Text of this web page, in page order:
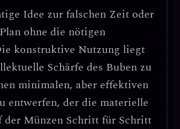
Idee zur falschen Zeit oder
ohne die nötigen
konstruktive Nutzung liegt
Schärfe des Buben zu
minimalen, aber effektiven
entwerfen, der die materielle
der Münzen Schritt für Schritt